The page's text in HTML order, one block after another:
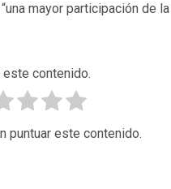
mayor participación de
este contenido.
puntuar este contenido.